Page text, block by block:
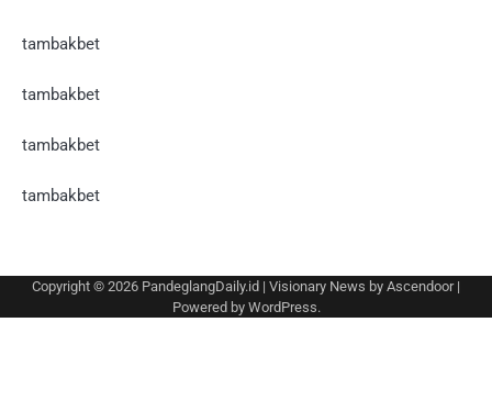
tambakbet
tambakbet
tambakbet
tambakbet
Copyright © 2026 PandeglangDaily.id | Visionary News by Ascendoor|
Powered by WordPress.